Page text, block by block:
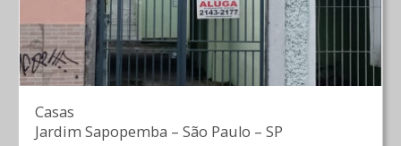
Casas
Jardim Sapopemba – São Paulo – SP